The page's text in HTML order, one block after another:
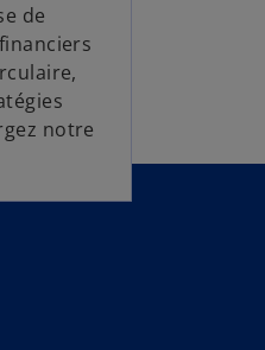
de
notre